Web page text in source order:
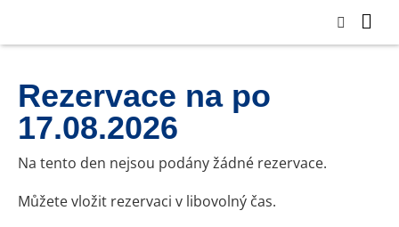
Rezervace na po
17.08.2026
Na tento den nejsou podány žádné rezervace.
Můžete vložit rezervaci v libovolný čas.